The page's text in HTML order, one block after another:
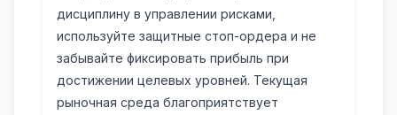
дисциплину в управлении рисками,
используйте защитные стоп-ордера и не
забывайте фиксировать прибыль при
достижении целевых уровней. Текущая
рыночная среда благоприятствует